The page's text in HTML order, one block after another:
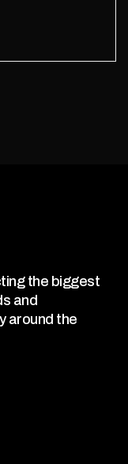
the biggest
and
around the